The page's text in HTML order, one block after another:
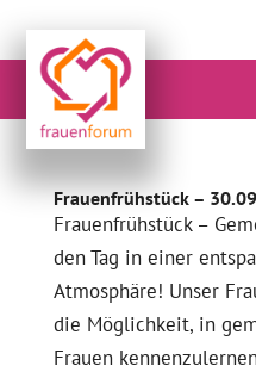
Frauenfrühstück –
Frauenfrühstück –
den Tag in einer
Atmosphäre! Unser
die Möglichkeit, in
Frauen